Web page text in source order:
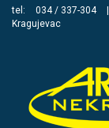
tel: 034 / 337-304
Kragujevac